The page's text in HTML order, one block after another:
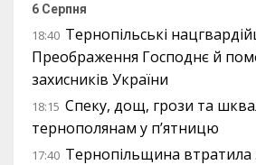
6 Серпня
18:40 Тернопільські
Преображення Господнє й
захисників України
18:15 Спеку, дощ, грози та
тернополянам у п’ятницю
17:40 Тернопільщина втратила